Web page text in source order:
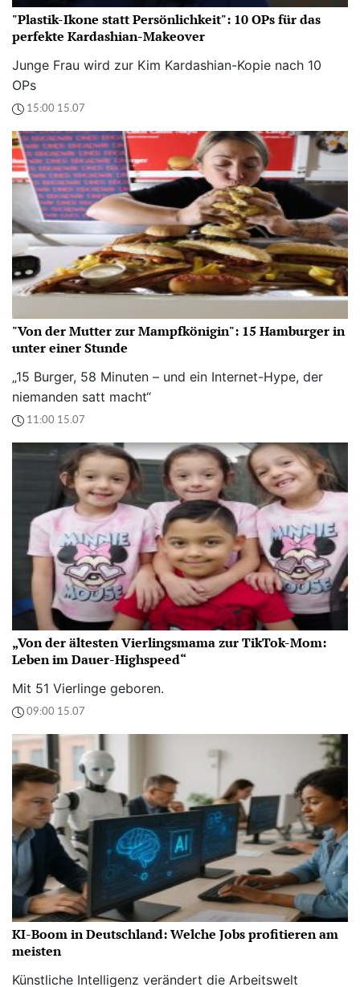
"Plastik-Ikone statt Persönlichkeit": 10 OPs für das
perfekte Kardashian-Makeover
Junge Frau wird zur Kim Kardashian-Kopie nach 10
OPs
15:00 15.07
"Von der Mutter zur Mampfkönigin": 15 Hamburger in
unter einer Stunde
„15 Burger, 58 Minuten – und ein Internet-Hype, der
niemanden satt macht“
11:00 15.07
„Von der ältesten Vierlingsmama zur TikTok-Mom:
Leben im Dauer-Highspeed“
Mit 51 Vierlinge geboren.
09:00 15.07
KI-Boom in Deutschland: Welche Jobs profitieren am
meisten
Künstliche Intelligenz verändert die Arbeitswelt